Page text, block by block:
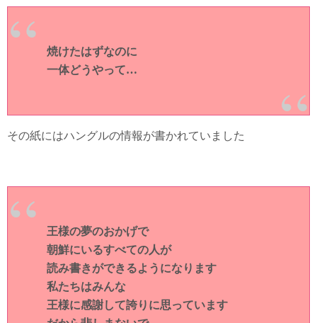
焼けたはずなのに
一体どうやって…
その紙にはハングルの情報が書かれていました
王様の夢のおかげで
朝鮮にいるすべての人が
読み書きができるようになります
私たちはみんな
王様に感謝して誇りに思っています